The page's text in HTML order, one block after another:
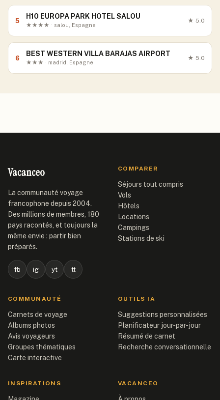
5
H10 EUROPA PARK HOTEL SALOU
★★★★ · salou, Espagne
★ 5.0
6
BEST WESTERN VILLA BARAJAS AIRPORT
★★★ · madrid, Espagne
★ 5.0
Vacanceo
La communauté voyage
francophone depuis 2004.
Des millions de membres, 180
pays racontés, et toujours la
même envie : partir bien
préparés.
fb ig yt tt
COMPARER
Séjours tout compris
Vols
Hôtels
Locations
Campings
Stations de ski
COMMUNAUTÉ
Carnets de voyage
Albums photos
Avis voyageurs
Groupes thématiques
Carte interactive
OUTILS IA
Suggestions personnalisées
Planificateur jour-par-jour
Résumé de carnet
Recherche conversationnelle
INSPIRATIONS VACANCEO